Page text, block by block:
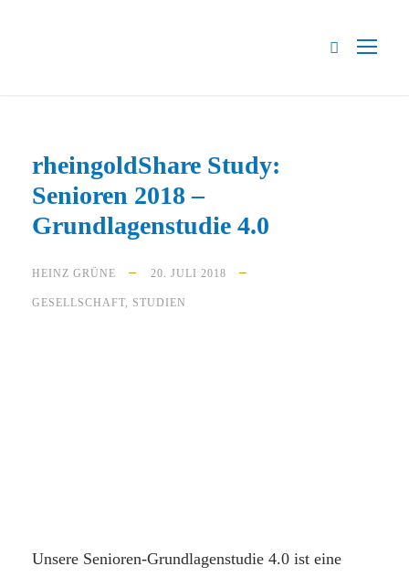
rheingoldShare Study:
Senioren 2018 –
Grundlagenstudie 4.0
HEINZ GRÜNE 20. JULI 2018
GESELLSCHAFT STUDIEN
Unsere Senioren-Grundlagenstudie 4.0 ist eine